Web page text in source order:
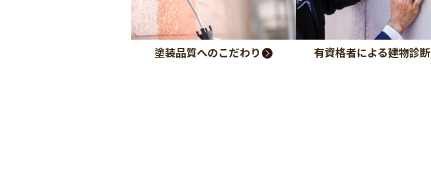
塗装品質へのこだわり 有資格者による建物診断